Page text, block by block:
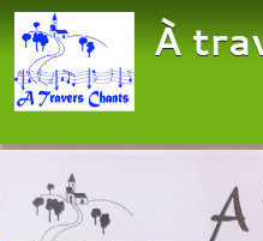
À
Panneau de gestion des cookies